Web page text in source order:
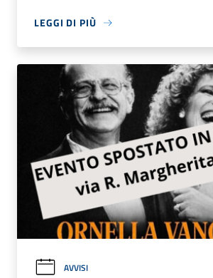
LEGGI DI PIÙ
AVVISI